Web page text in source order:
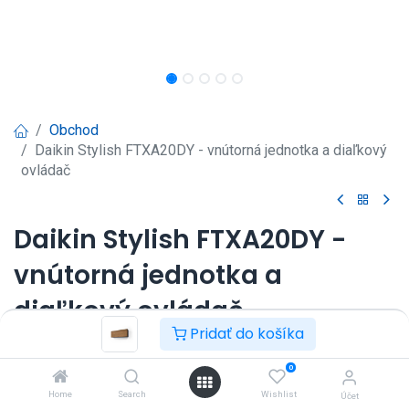
Pridať do košíka
Home Search
0
Wishlist Účet
Obchod
Daikin Stylish FTXA20DY - vnútorná jednotka a diaľkový
ovládač
Daikin Stylish FTXA20DY -
vnútorná jednotka a
diaľkový ovládač
Nástenná klimatizácia Daikin Stylish 2kW.
Prihlásenie | Registrácia
pre